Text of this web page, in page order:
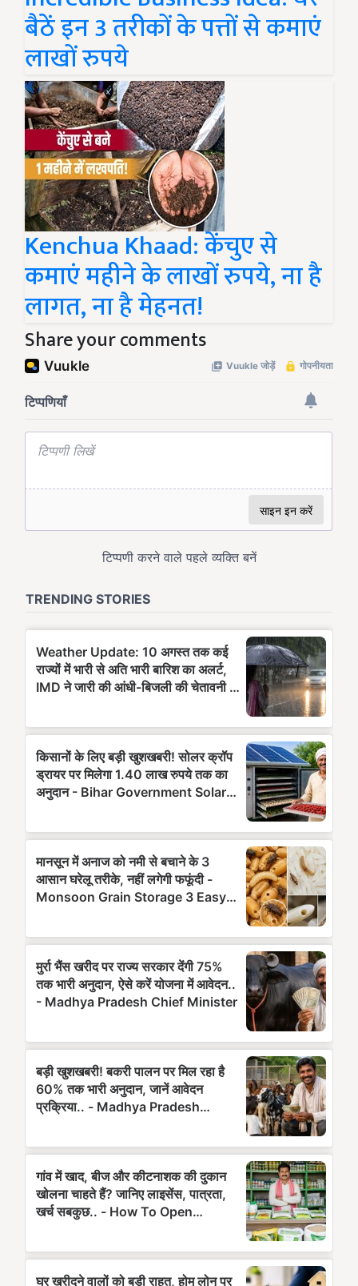
बैठें इन 3 तरीकों के पत्तों से कमाएं
लाखों रुपये
Kenchua Khaad: केंचुए से
कमाएं महीने के लाखों रुपये, ना है
लागत, ना है मेहनत!
Share your comments